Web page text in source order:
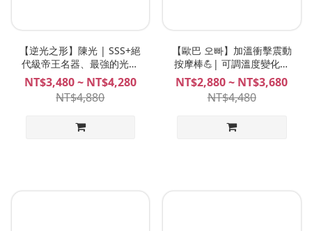
【逆光之形】陳光 | SSS+絕
代級帝王名器、最強的光之
印證、陳光飛機杯 Plan B
NT$3,480 ~ NT$4,280
NT$4,880
【歐巴 오빠】加溫衝擊震動
按摩棒💪| 可調溫度變化、
神話級的高速撞擊！不自禁
高潮的強勁仿真按摩棒！
LADYEMMA
NT$2,880 ~ NT$3,680
NT$4,480